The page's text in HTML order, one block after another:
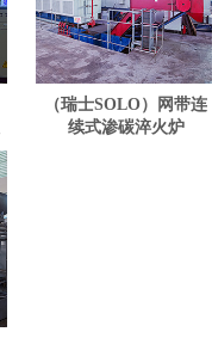
（瑞士SOLO）网带连
续式渗碳淬火炉